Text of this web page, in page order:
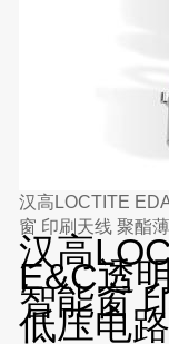
汉高LOCTITE
窗 印刷天线 聚酯
汉高
E&C透
智能窗
低压电路